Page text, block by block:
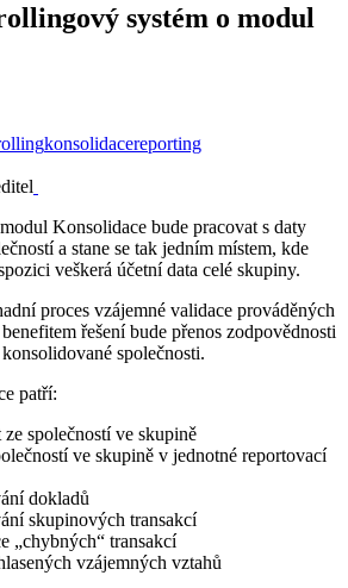
systém o modul
konsolidacereporting
Konsolidace bude pracovat s daty
a stane se tak jedním místem, kde
veškerá účetní data celé skupiny.
proces vzájemné validace prováděných
řešení bude přenos zodpovědnosti
společnosti.
patří:
ze společností ve skupině
ve skupině v jednotné reportovací
dokladů
skupinových transakcí
„chybných“ transakcí
vzájemných vztahů